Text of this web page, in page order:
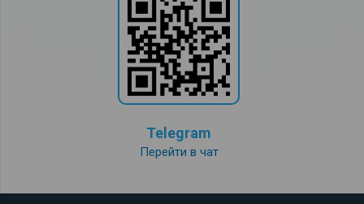
Telegram
Перейти в чат